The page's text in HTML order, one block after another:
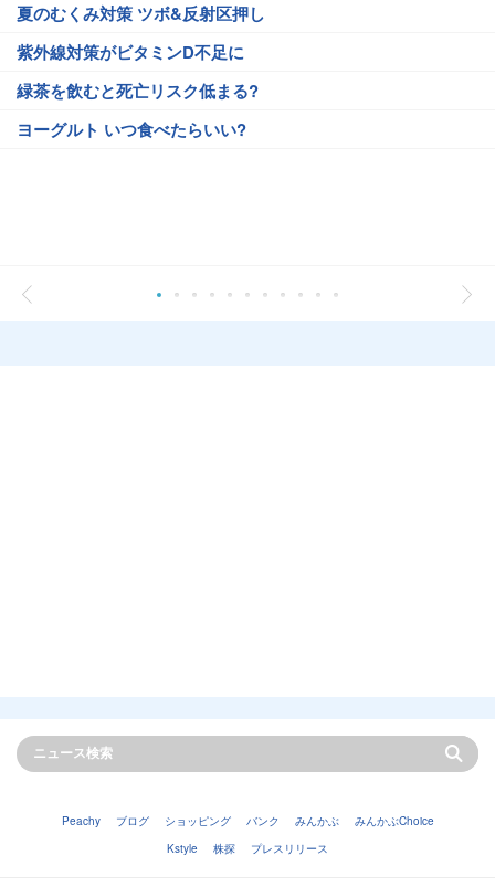
夏のむくみ対策 ツボ&反射区押し
紫外線対策がビタミンD不足に
緑茶を飲むと死亡リスク低まる?
ヨーグルト いつ食べたらいい?
Peachy ブログ ショッピング バンク みんかぶ
みんかぶChoice
Kstyle
株探 プレスリリース